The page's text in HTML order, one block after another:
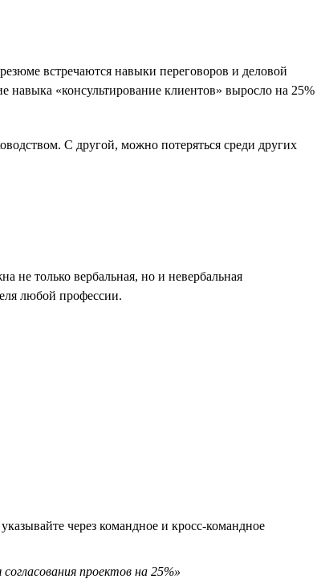
встречаются навыки переговоров и деловой
«консультирование клиентов» выросло на 25%
С другой, можно потеряться среди других
не только вербальная, но и невербальная
любой профессии.
через командное и кросс-командное
проектов на 25%»